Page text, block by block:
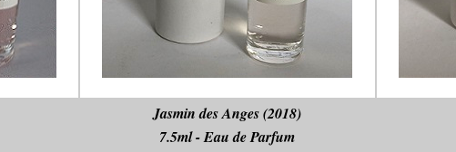
Jasmin des Anges (2018)
7.5ml - Eau de Parfum